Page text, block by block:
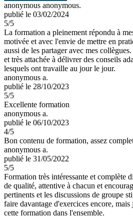
anonymous anonymous.
publié le 03/02/2024
5/5
La formation a pleinement répondu à
motivée et avec l'envie de mettre en
aussi de les partager avec mes
et très attachée à délivrer des conseils
lesquels ont travaille au jour le jour.
anonymous a.
publié le 28/10/2023
5/5
Excellente formation
anonymous a.
publié le 06/10/2023
4/5
Bon contenu de formation, assez
anonymous a.
publié le 31/05/2022
5/5
Formation très intéressante et complète
de qualité, attentive à chacun et
pertinents et les discussions de groupe
faire davantage d'exercices encore, mais
cette formation dans l'ensemble.